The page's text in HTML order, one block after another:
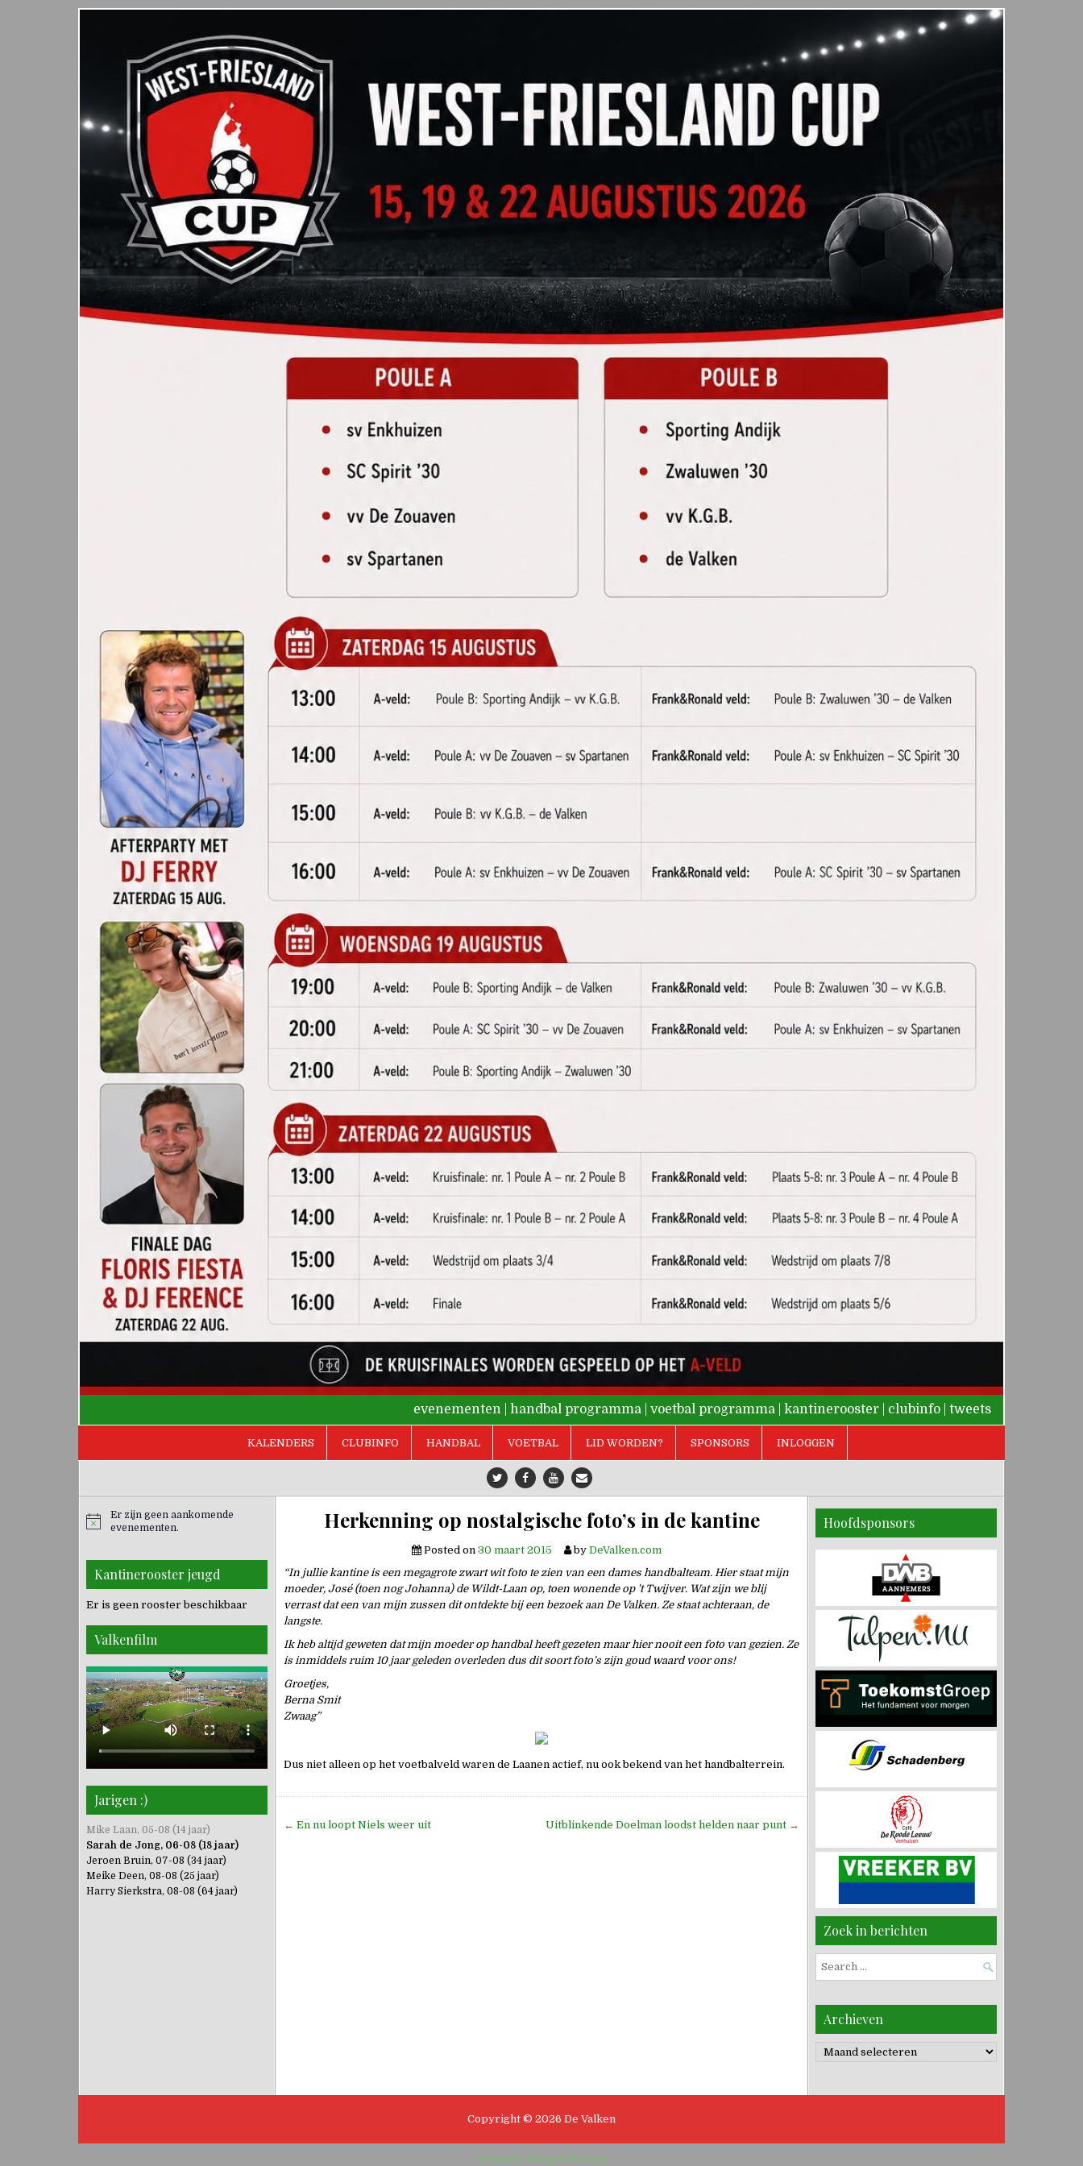
evenementen handbal programma voetbal programma kantinerooster clubinfo tweets
KALENDERS CLUBINFO HANDBAL VOETBAL LID WORDEN? SPONSORS INLOGGEN
Herkenning op nostalgische foto’s in de kantine
Posted on 30 maart 2015 by DeValken.com
“In jullie kantine is een megagrote zwart wit foto te zien van een dames handbalteam. Hier staat mijn
moeder, José (toen nog Johanna) de Wildt-Laan op, toen wonende op ’t Twijver. Wat zijn we blij
verrast dat een van mijn zussen dit ontdekte bij een bezoek aan De Valken. Ze staat achteraan, de
langste.
Ik heb altijd geweten dat mijn moeder op handbal heeft gezeten maar hier nooit een foto van gezien. Ze
is inmiddels ruim 10 jaar geleden overleden dus dit soort foto’s zijn goud waard voor ons!
Groetjes,
Berna Smit
Zwaag”
Dus niet alleen op het voetbalveld waren de Laanen actief, nu ook bekend van het handbalterrein.
Bericht
← En nu loopt Niels weer uit Uitblinkende Doelman loodst helden naar punt →
Er zijn geen aankomende
evenementen.
Kantinerooster jeugd
Er is geen rooster beschikbaar
Valkenfilm
Jarigen :)
Mike Laan, 05-08 (14 jaar)
Sarah de Jong, 06-08 (18 jaar)
Jeroen Bruin, 07-08 (34 jaar)
Meike Deen, 08-08 (25 jaar)
Harry Sierkstra, 08-08 (64 jaar)
Hoofdsponsors
Zoek in berichten
Search
for:
Archieven
Archieven
Copyright © 2026 De Valken
Design by ThemesDNA.com